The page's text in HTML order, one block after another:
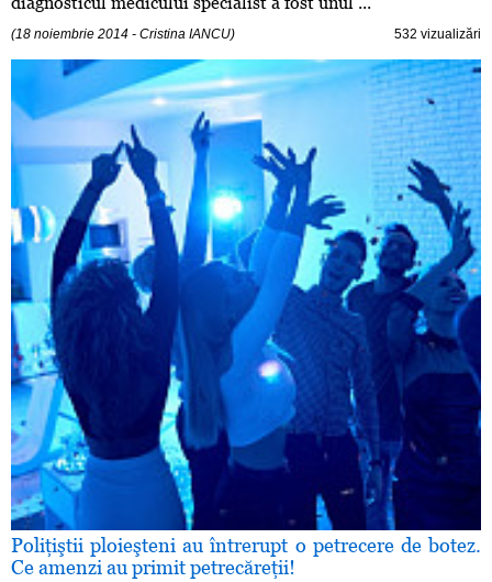
(18 noiembrie 2014 - Cristina IANCU) 532 vizualizări
Poliţiştii ploieşteni au întrerupt o petrecere de botez.
Ce amenzi au primit petrecăreţii!